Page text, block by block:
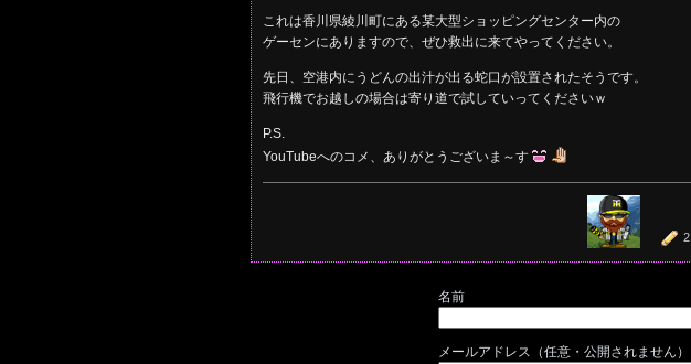
これは香川県綾川町にある某大型ショッピングセンター内の
ゲーセンにありますので、ぜひ救出に来てやってください。
先日、空港内にうどんの出汁が出る蛇口が設置されたそうです。
飛行機でお越しの場合は寄り道で試していってくださいｗ
P.S.
YouTubeへのコメ、ありがとうございま～す
2
名前
メールアドレス（任意・公開されません）